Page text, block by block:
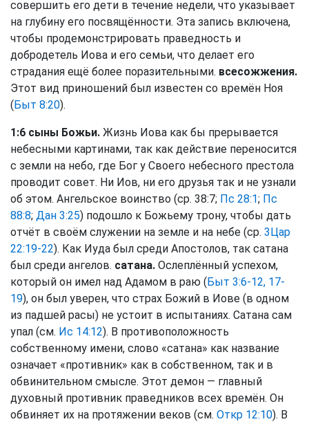
совершить его дети в течение недели, что указывает
на глубину его посвящённости. Эта запись включена,
чтобы продемонстрировать праведность и
добродетель Иова и его семьи, что делает его
страдания ещё более поразительными. всесожжения.
Этот вид приношений был известен со времён Ноя
(Быт 8:20).
1:6 сыны Божьи. Жизнь Иова как бы прерывается
небесными картинами, так как действие переносится
с земли на небо, где Бог у Своего небесного престола
проводит совет. Ни Иов, ни его друзья так и не узнали
об этом. Ангельское воинство (ср. 38:7; Пс 28:1; Пс
88:8; Дан 3:25) подошло к Божьему трону, чтобы дать
отчёт в своём служении на земле и на небе (ср. 3Цар
22:19-22). Как Иуда был среди Апостолов, так сатана
был среди ангелов. сатана. Ослеплённый успехом,
который он имел над Адамом в раю (Быт 3:6-12, 17-
19), он был уверен, что страх Божий в Иове (в одном
из падшей расы) не устоит в испытаниях. Сатана сам
упал (см. Ис 14:12). В противоположность
собственному имени, слово «сатана» как название
означает «противник» как в собственном, так и в
обвинительном смысле. Этот демон — главный
духовный противник праведников всех времён. Он
обвиняет их на протяжении веков (см. Откр 12:10). В